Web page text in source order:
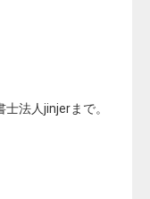
法人jinjerまで。